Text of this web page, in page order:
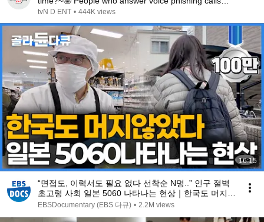
and ...
tvN D ENT • 444K views
16:15
“면접도, 이력서도 필요 없다 선착순 N명..” 인구 절벽
초고령 사회 일본 5060 나타나는 현상｜한국도 머지
않았다는 초단기 알바｜다큐프라임｜#골라듄다큐
EBSDocumentary (EBS 다큐) • 2.2M views